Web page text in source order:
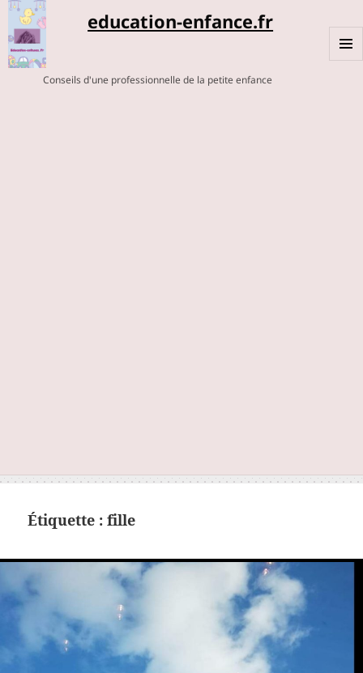
education-enfance.fr
Conseils d'une professionnelle de la petite enfance
Étiquette :fille